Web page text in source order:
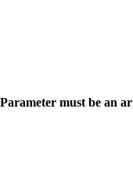
must be an